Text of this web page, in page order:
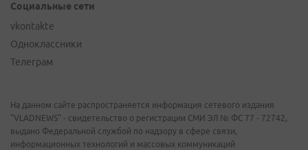
Социальные сети
vkontakte
Одноклассники
Телеграм
На данном сайте распространяется информация сетевого издания
"VLADNEWS" - свидетельство о регистрации СМИ ЭЛ № ФС 77 - 72742,
выдано Федеральной службой по надзору в сфере связи,
информационных технологий и массовых коммуникаций